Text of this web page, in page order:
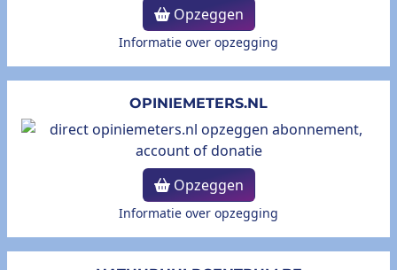
Opzeggen
Informatie over opzegging
OPINIEMETERS.NL
Opzeggen
Informatie over opzegging